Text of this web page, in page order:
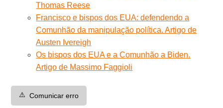
Thomas Reese
Francisco e bispos dos EUA: defendendo a
Comunhão da manipulação política. Artigo de
Austen Ivereigh
Os bispos dos EUA e a Comunhão a Biden.
Artigo de Massimo Faggioli
⚠️ Comunicar erro